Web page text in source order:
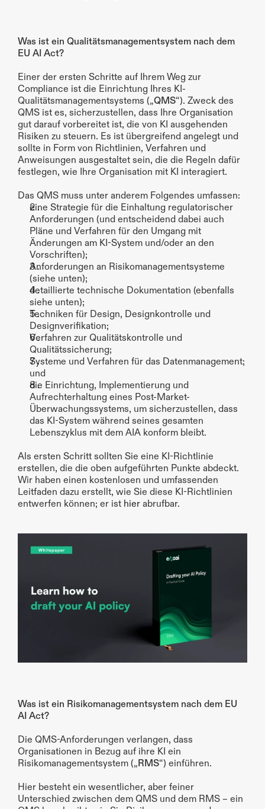
Was ist ein Qualitätsmanagementsystem nach dem
EU AI Act?
Einer der ersten Schritte auf Ihrem Weg zur
Compliance ist die Einrichtung Ihres KI-
Qualitätsmanagementsystems („QMS“). Zweck des
QMS ist es, sicherzustellen, dass Ihre Organisation
gut darauf vorbereitet ist, die von KI ausgehenden
Risiken zu steuern. Es ist übergreifend angelegt und
sollte in Form von Richtlinien, Verfahren und
Anweisungen ausgestaltet sein, die die Regeln dafür
festlegen, wie Ihre Organisation mit KI interagiert.
Das QMS muss unter anderem Folgendes umfassen:
eine Strategie für die Einhaltung regulatorischer
Anforderungen (und entscheidend dabei auch
Pläne und Verfahren für den Umgang mit
Änderungen am KI-System und/oder an den
Vorschriften);
Anforderungen an Risikomanagementsysteme
(siehe unten);
detaillierte technische Dokumentation (ebenfalls
siehe unten);
Techniken für Design, Designkontrolle und
Designverifikation;
Verfahren zur Qualitätskontrolle und
Qualitätssicherung;
Systeme und Verfahren für das Datenmanagement;
und
die Einrichtung, Implementierung und
Aufrechterhaltung eines Post-Market-
Überwachungssystems, um sicherzustellen, dass
das KI-System während seines gesamten
Lebenszyklus mit dem AIA konform bleibt.
Als ersten Schritt sollten Sie eine KI-Richtlinie
erstellen, die die oben aufgeführten Punkte abdeckt.
Wir haben einen kostenlosen und umfassenden
Leitfaden dazu erstellt, wie Sie diese KI-Richtlinien
entwerfen können; er ist hier abrufbar.
Was ist ein Risikomanagementsystem nach dem EU
AI Act?
Die QMS-Anforderungen verlangen, dass
Organisationen in Bezug auf ihre KI ein
Risikomanagementsystem („ RMS“) einführen.
Hier besteht ein wesentlicher, aber feiner
Unterschied zwischen dem QMS und dem RMS – ein